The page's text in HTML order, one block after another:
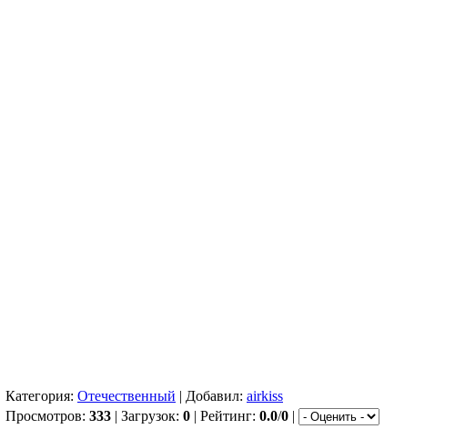
Категория: Отечественный | Добавил: airkiss
Просмотров: 333 | Загрузок: 0 | Рейтинг: 0.0/0 |